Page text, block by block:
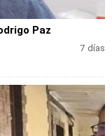
Paz
7 días